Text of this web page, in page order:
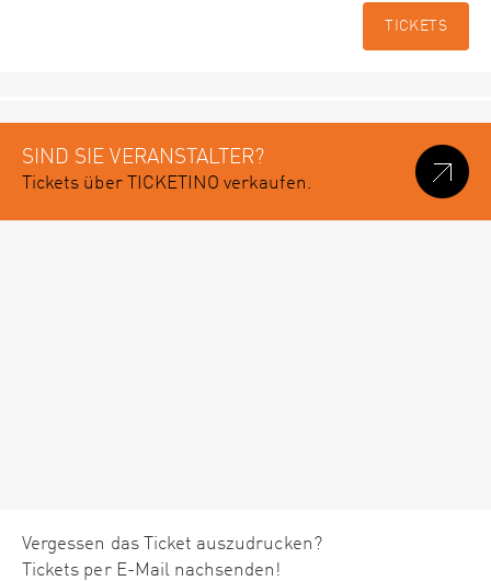
TICKETS
SIND SIE VERANSTALTER?
Tickets über TICKETINO verkaufen.
Vergessen das Ticket auszudrucken?
Tickets per E-Mail nachsenden!